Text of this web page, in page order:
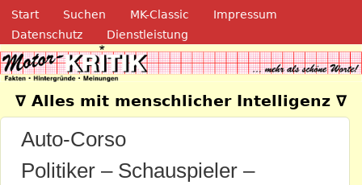
Direkt zum Inhalt
Navigation
Start Suchen MK-Classic
Impressum
Datenschutz
Dienstleistung
Motor-Kritik.de
∇ Alles mit menschlicher Intelligenz ∇
Auto-Corso
Politiker – Schauspieler –